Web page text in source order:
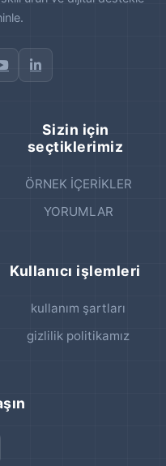
Sizin için
seçtiklerimiz
ÖRNEK İÇERİKLER
YORUMLAR
Kullanıcı işlemleri
kullanım şartları
gizlilik politikamız